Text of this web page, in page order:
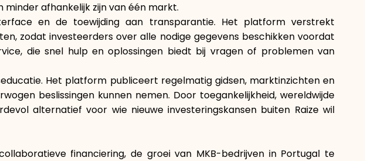
afhankelijk zijn van één markt.
en de toewijding aan transparantie. Het platform verstrekt
zodat investeerders over alle nodige gegevens beschikken voordat
die snel hulp en oplossingen biedt bij vragen of problemen van
Het platform publiceert regelmatig gidsen, marktinzichten en
beslissingen kunnen nemen. Door toegankelijkheid, wereldwijde
alternatief voor wie nieuwe investeringskansen buiten Raize wil
financiering, de groei van MKB-bedrijven in Portugal te